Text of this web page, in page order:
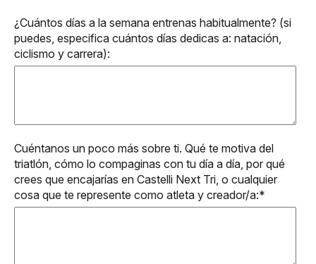
¿Cuántos días a la semana entrenas habitualmente? (si
puedes, especifica cuántos días dedicas a: natación,
ciclismo y carrera):
Cuéntanos un poco más sobre ti. Qué te motiva del
triatlón, cómo lo compaginas con tu día a día, por qué
crees que encajarías en Castelli Next Tri, o cualquier
cosa que te represente como atleta y creador/a:*